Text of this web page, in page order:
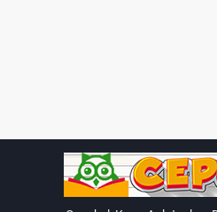
hareket ettiğinde ortaya
Sürtünme Kuvvetini Etkileyen
Yüzey Türü:Yüzeyin